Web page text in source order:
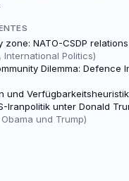
zone: NATO-CSDP
International Politics)
Dilemma: Defence
und
Iranpolitik unter Donald
und Trump)